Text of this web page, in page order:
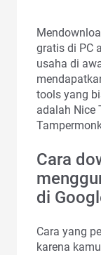
gratis di PC
usaha di
tools yang
adalah Nice
Cara
di
Cara yang
karena